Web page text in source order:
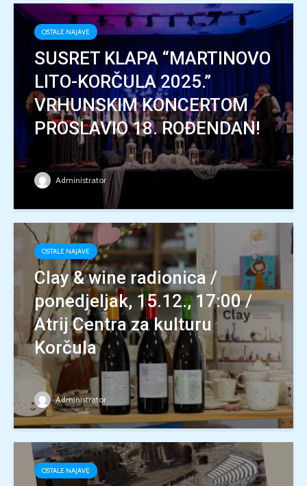
OSTALE NAJAVE
SUSRET KLAPA “MARTINOVO
LITO-KORČULA 2025.”
VRHUNSKIM KONCERTOM
PROSLAVIO 18. ROĐENDAN!
Administrator
OSTALE NAJAVE
Clay & wine radionica /
ponedjeljak, 15.12., 17:00 /
Atrij Centra za kulturu
Korčula
Administrator
OSTALE NAJAVE